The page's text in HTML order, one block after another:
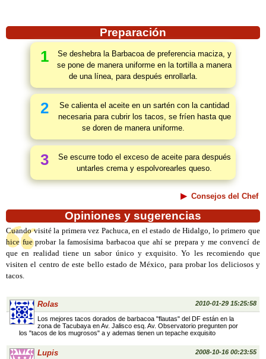
Preparación
1
Se deshebra la Barbacoa de preferencia maciza, y
se pone de manera uniforme en la tortilla a manera
de una línea, para después enrollarla.
2
Se calienta el aceite en un sartén con la cantidad
necesaria para cubrir los tacos, se fríen hasta que
se doren de manera uniforme.
3
Se escurre todo el exceso de aceite para después
untarles crema y espolvorearles queso.
Consejos del Chef
Opiniones y sugerencias
Cuando visité la primera vez Pachuca, en el estado de Hidalgo, lo primero que
hice fue probar la famosísima barbacoa que ahí se prepara y me convencí de
que en realidad tiene un sabor único y exquisito. Yo les recomiendo que
visiten el centro de este bello estado de México, para probar los deliciosos y
tacos.
Rolas 2010-01-29 15:25:58
Los mejores tacos dorados de barbacoa "flautas" del DF están en la
zona de Tacubaya en Av. Jalisco esq. Av. Observatorio pregunten por
los "tacos de los mugrosos" a y ademas tienen un tepache exquisito
Lupis 2008-10-16 00:23:55